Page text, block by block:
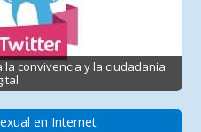
convivencia y la ciudadanía
en Internet